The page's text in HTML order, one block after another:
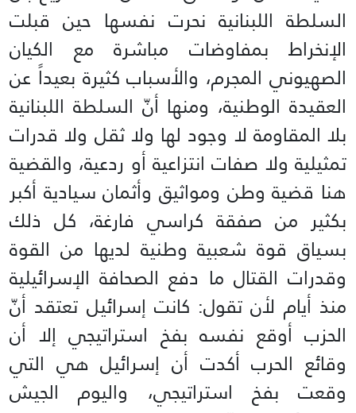
السلطة اللبنانية نحرت نفسها حين قبلت
الإنخراط بمفاوضات مباشرة مع الكيان
الصهيوني المجرم، والأسباب كثيرة بعيداً عن
العقيدة الوطنية، ومنها أنّ السلطة اللبنانية
بلا المقاومة لا وجود لها ولا ثقل ولا قدرات
تمثيلية ولا صفات انتزاعية أو ردعية، والقضية
هنا قضية وطن ومواثيق وأثمان سيادية أكبر
بكثير من صفقة كراسي فارغة، كل ذلك
بسياق قوة شعبية وطنية لديها من القوة
وقدرات القتال ما دفع الصحافة الإسرائيلية
منذ أيام لأن تقول: كانت إسرائيل تعتقد أنّ
الحزب أوقع نفسه بفخ استراتيجي إلا أن
وقائع الحرب أكدت أن إسرائيل هي التي
وقعت بفخ استراتيجي، واليوم الجيش